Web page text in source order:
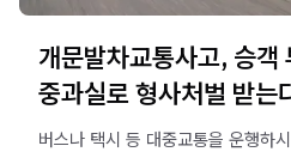
개문발차교통사고, 승객
중과실로 형사처벌 받는
버스나 택시 등 대중교통을 운행하